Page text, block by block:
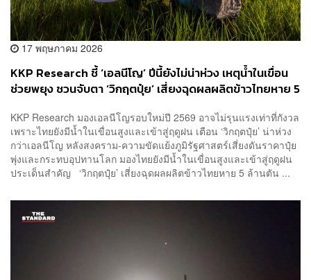
17 พฤษภาคม 2026
KKP Research ชี้ ‘เอลนีโญ’ ปีนี้ยังไม่น่าห่วง เหตุน้ำในเขื่อน
ช่วยพยุง ชวนจับตา ‘วิกฤตปุ๋ย’ เสี่ยงฉุดผลผลิตข้าวไทยหาย 5
KKP Research มองเอลนีโญรอบใหม่ปี 2569 อาจไม่รุนแรงเท่าที่กังวล
เพราะไทยยังมีน้ำในเขื่อนสูงและเข้าสู่ฤดูฝน เตือน ‘วิกฤตปุ๋ย’ น่าห่วง
กว่าเอลนีโญ หลังสงคราม-ความขัดแย้งภูมิรัฐศาสตร์เสี่ยงดันราคาปุ๋ย
พุ่งและกระทบอุปทานโลก มองไทยยังมีน้ำในเขื่อนสูงและเข้าสู่ฤดูฝน
ประเด็นสำคัญ ‘วิกฤตปุ๋ย’ เสี่ยงฉุดผลผลิตข้าวไทยหาย 5 ล้านตัน ...